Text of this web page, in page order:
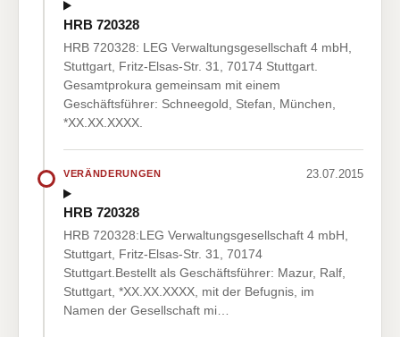
HRB 720328
HRB 720328: LEG Verwaltungsgesellschaft 4 mbH,
Stuttgart, Fritz-Elsas-Str. 31, 70174 Stuttgart.
Gesamtprokura gemeinsam mit einem
Geschäftsführer: Schneegold, Stefan, München,
*XX.XX.XXXX.
VERÄNDERUNGEN 23.07.2015
HRB 720328
HRB 720328:LEG Verwaltungsgesellschaft 4 mbH,
Stuttgart, Fritz-Elsas-Str. 31, 70174
Stuttgart.Bestellt als Geschäftsführer: Mazur, Ralf,
Stuttgart, *XX.XX.XXXX, mit der Befugnis, im
Namen der Gesellschaft mi…